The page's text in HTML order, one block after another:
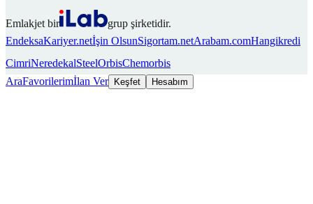
Emlakjet bir
grup şirketidir.
EndeksaKariyer.netİşin OlsunSigortam.netArabam.comHangikredi
CimriNeredekalSteelOrbisChemorbis
AraFavorilerimİlan Ver Keşfet Hesabım